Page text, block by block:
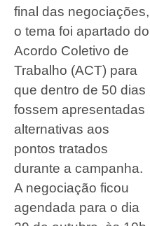
final das negociações,
o tema foi apartado do
Acordo Coletivo de
Trabalho (ACT) para
que dentro de 50 dias
fossem apresentadas
alternativas aos
pontos tratados
durante a campanha.
A negociação ficou
agendada para o dia